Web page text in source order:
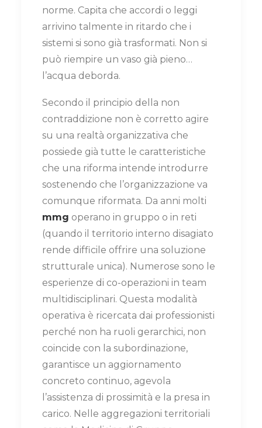
norme. Capita che accordi o leggi
arrivino talmente in ritardo che i
sistemi si sono già trasformati. Non si
può riempire un vaso già pieno…
l’acqua deborda.
Secondo il principio della non
contraddizione non è corretto agire
su una realtà organizzativa che
possiede già tutte le caratteristiche
che una riforma intende introdurre
sostenendo che l’organizzazione va
comunque riformata. Da anni molti
mmg operano in gruppo o in reti
(quando il territorio interno disagiato
rende difficile offrire una soluzione
strutturale unica). Numerose sono le
esperienze di co-operazioni in team
multidisciplinari. Questa modalità
operativa è ricercata dai professionisti
perché non ha ruoli gerarchici, non
coincide con la subordinazione,
garantisce un aggiornamento
concreto continuo, agevola
l’assistenza di prossimità e la presa in
carico. Nelle aggregazioni territoriali